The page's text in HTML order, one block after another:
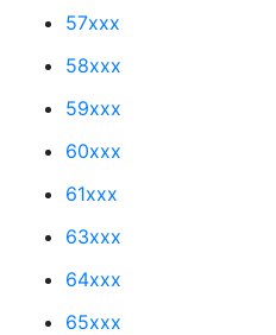
57xxx
58xxx
59xxx
60xxx
61xxx
63xxx
64xxx
65xxx